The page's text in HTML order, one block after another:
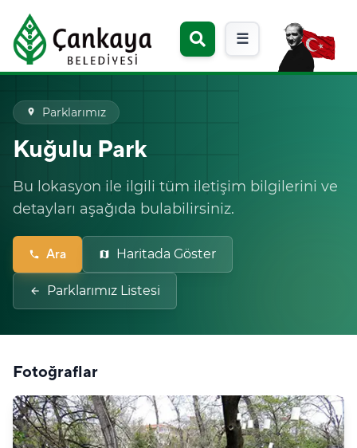
☰
place Parklarımız
Kuğulu Park
Bu lokasyon ile ilgili tüm iletişim bilgilerini ve
detayları aşağıda bulabilirsiniz.
phone Ara map Haritada Göster
arrow_back Parklarımız Listesi
Fotoğraflar